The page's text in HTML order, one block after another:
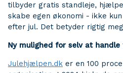
tilbyder gratis standleje,
skabe egen økonomi - ikke
efter jul. Det betyder rigtig
Ny mulighed for selv at
Julehjælpen.dk er en 100